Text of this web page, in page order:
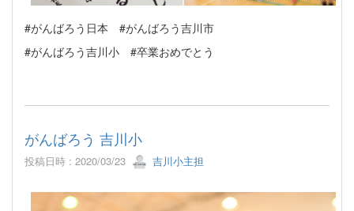
#がんばろう日本 #がんばろう吉川市
#がんばろう吉川小 #卒業おめでとう
がんばろう 吉川小
投稿日時 : 2020/03/23 吉川小主担